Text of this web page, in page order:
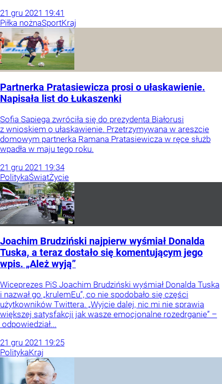
21 gru 2021 19:41
Piłka nożnaSportKraj
Partnerka Pratasiewicza prosi o ułaskawienie.
Napisała list do Łukaszenki
Sofia Sapiega zwróciła się do prezydenta Białorusi
z wnioskiem o ułaskawienie. Przetrzymywana w areszcie
domowym partnerka Ramana Pratasiewicza w ręce służb
wpadła w maju tego roku.
21 gru 2021 19:34
PolitykaŚwiatŻycie
Joachim Brudziński najpierw wyśmiał Donalda
Tuska, a teraz dostało się komentującym jego
wpis. „Ależ wyją”
Wiceprezes PiS Joachim Brudziński wyśmiał Donalda Tuska
i nazwał go „krulemEu”, co nie spodobało się części
użytkowników Twittera. „Wyjcie dalej, nic mi nie sprawia
większej satysfakcji jak wasze emocjonalne rozedrganie” –
odpowiedział...
21 gru 2021 19:25
PolitykaKraj